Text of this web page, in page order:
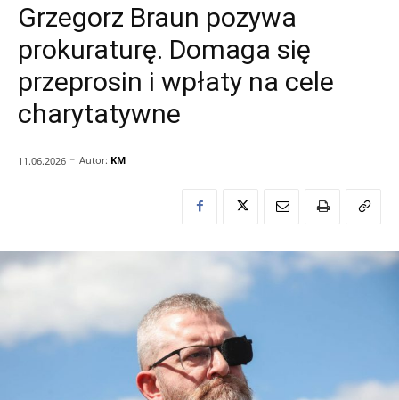
Grzegorz Braun pozywa
prokuraturę. Domaga się
przeprosin i wpłaty na cele
charytatywne
11.06.2026 - Autor: KM